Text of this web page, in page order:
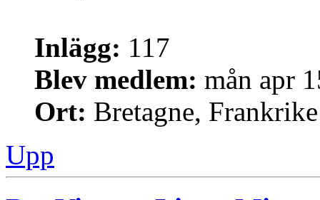
Inlägg: 117
Blev medlem: mån apr
Ort: Bretagne, Frankrike
Upp